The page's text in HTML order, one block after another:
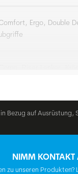
Ergo, Double
einstellbar
PM-780E,
Capilano Urban
Bezug auf Ausrüstung,
NIMM KONTAKT
zu unseren Produkten?